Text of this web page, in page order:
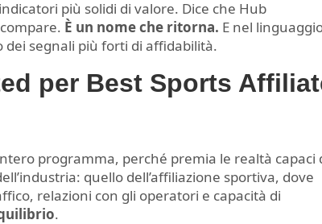
più solidi di valore. Dice che Hub
È un nome che ritorna. E nel
segnali più forti di affidabilità.
per Best Sports
programma, perché premia le realtà capaci
quello dell’affiliazione sportiva, dove
relazioni con gli operatori e capacità di
.